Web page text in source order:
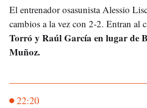
El entrenador osasunista Alessio
cambios a la vez con 2-2. Entran al
Torró y Raúl García en lugar de
Muñoz.
22:20